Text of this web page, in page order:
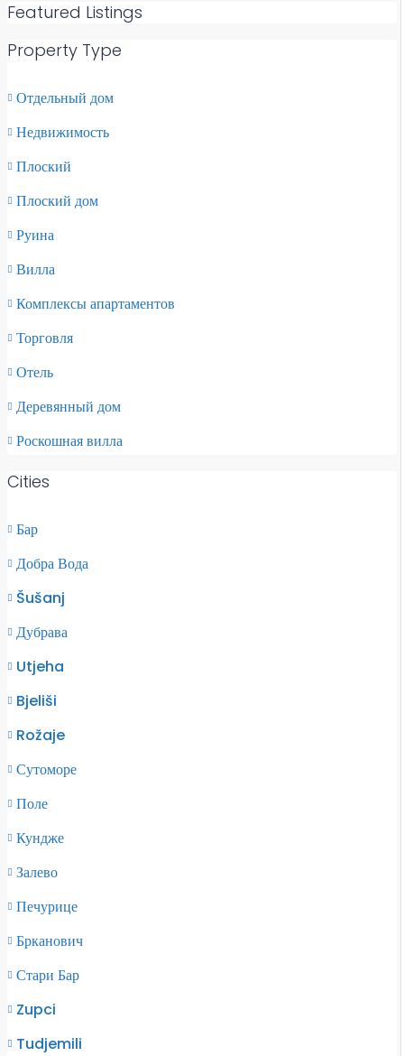
Featured Listings
Property Type
Отдельный дом
Недвижимость
Плоский
Плоский дом
Руина
Вилла
Комплексы апартаментов
Торговля
Отель
Деревянный дом
Роскошная вилла
Cities
Бар
Добра Вода
Šušanj
Дубрава
Utjeha
Bjeliši
Rožaje
Сутоморе
Поле
Кундже
Залево
Печурице
Брканович
Стари Бар
Zupci
Tudjemili